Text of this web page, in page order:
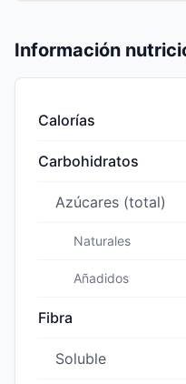
Información
Calorías
Carbohidratos
Azúcares (total)
Naturales
Añadidos
Fibra
Soluble